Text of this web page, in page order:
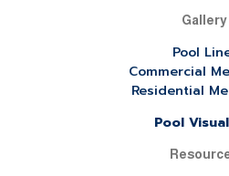
Gallery
Pool
Commercial
Residential
Pool